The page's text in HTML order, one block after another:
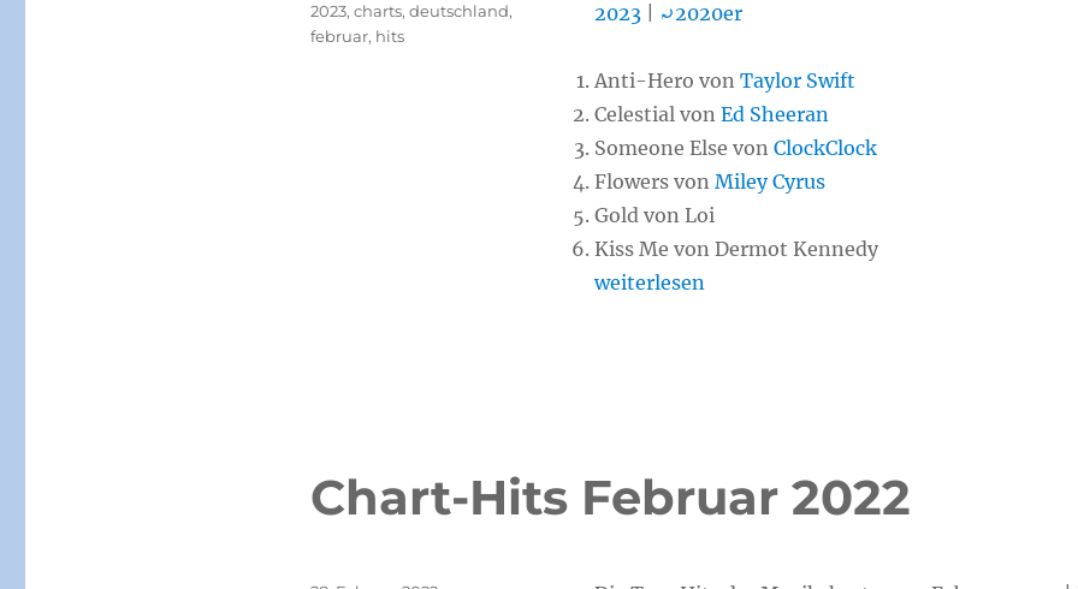
2023
⤾2020er
Anti-Hero vonTaylor Swift
Celestial vonEd Sheeran
Someone Else vonClockClock
Flowers vonMiley Cyrus
Gold von Loi
Kiss Me von Dermot Kennedy
„Chart-Hits Februar 2023“
weiterlesen
Schlagwörter
2023, charts, deutschland,
februar, hits
Chart-Hits Februar 2022